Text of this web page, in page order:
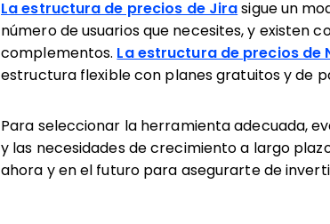
La estructura de precios de Jira sigue un
número de usuarios que necesites, y existen
complementos. La estructura de precios de
estructura flexible con planes gratuitos y de
Para seleccionar la herramienta adecuada,
y las necesidades de crecimiento a largo
ahora y en el futuro para asegurarte de